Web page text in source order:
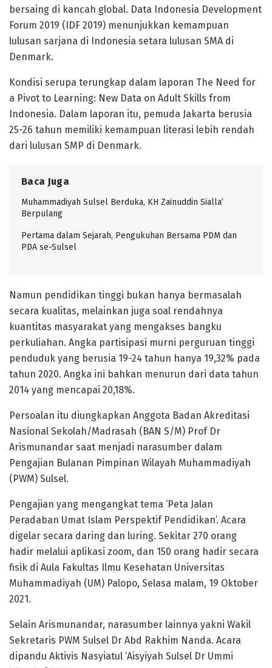
bersaing di kancah global. Data Indonesia Development
Forum 2019 (IDF 2019) menunjukkan kemampuan
lulusan sarjana di Indonesia setara lulusan SMA di
Denmark.
Kondisi serupa terungkap dalam laporan The Need for
a Pivot to Learning: New Data on Adult Skills from
Indonesia. Dalam laporan itu, pemuda Jakarta berusia
25-26 tahun memiliki kemampuan literasi lebih rendah
dari lulusan SMP di Denmark.
Baca Juga
Muhammadiyah Sulsel Berduka, KH Zainuddin Sialla’
Berpulang
Pertama dalam Sejarah, Pengukuhan Bersama PDM dan
PDA se-Sulsel
Namun pendidikan tinggi bukan hanya bermasalah
secara kualitas, melainkan juga soal rendahnya
kuantitas masyarakat yang mengakses bangku
perkuliahan. Angka partisipasi murni perguruan tinggi
penduduk yang berusia 19-24 tahun hanya 19,32% pada
tahun 2020. Angka ini bahkan menurun dari data tahun
2014 yang mencapai 20,18%.
Persoalan itu diungkapkan Anggota Badan Akreditasi
Nasional Sekolah/Madrasah (BAN S/M) Prof Dr
Arismunandar saat menjadi narasumber dalam
Pengajian Bulanan Pimpinan Wilayah Muhammadiyah
(PWM) Sulsel.
Pengajian yang mengangkat tema ‘Peta Jalan
Peradaban Umat Islam Perspektif Pendidikan’. Acara
digelar secara daring dan luring. Sekitar 270 orang
hadir melalui aplikasi zoom, dan 150 orang hadir secara
fisik di Aula Fakultas Ilmu Kesehatan Universitas
Muhammadiyah (UM) Palopo, Selasa malam, 19 Oktober
2021.
Selain Arismunandar, narasumber lainnya yakni Wakil
Sekretaris PWM Sulsel Dr Abd Rakhim Nanda. Acara
dipandu Aktivis Nasyiatul ‘Aisyiyah Sulsel Dr Ummi